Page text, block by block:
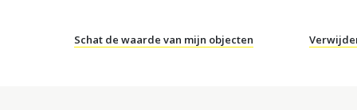
Schat de waarde van mijn objecten